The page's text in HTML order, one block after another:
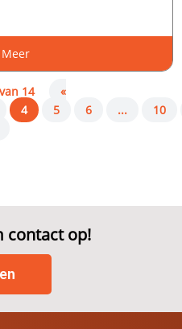
Meer
14
«
4 5 6 ...
10
contact op!